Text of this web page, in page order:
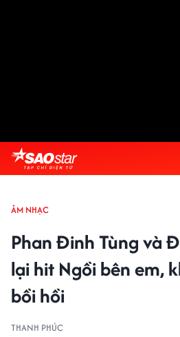
ÂM NHẠC
Phan Đinh Tùng và
lại hit Ngồi bên em,
bồi hồi
THANH PHÚC